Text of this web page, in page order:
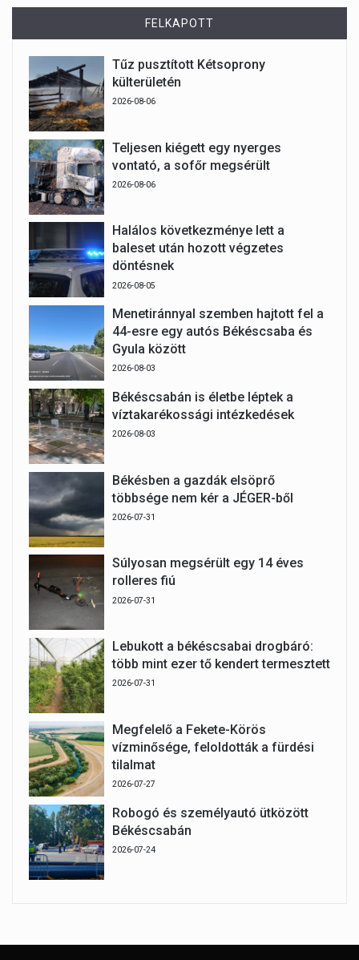
FELKAPOTT
Tűz pusztított Kétsoprony
külterületén
2026-08-06
Teljesen kiégett egy nyerges
vontató, a sofőr megsérült
2026-08-06
Halálos következménye lett a
baleset után hozott végzetes
döntésnek
2026-08-05
Menetiránnyal szemben hajtott fel a
44-esre egy autós Békéscsaba és
Gyula között
2026-08-03
Békéscsabán is életbe léptek a
víztakarékossági intézkedések
2026-08-03
Békésben a gazdák elsöprő
többsége nem kér a JÉGER-ből
2026-07-31
Súlyosan megsérült egy 14 éves
rolleres fiú
2026-07-31
Lebukott a békéscsabai drogbáró:
több mint ezer tő kendert termesztett
2026-07-31
Megfelelő a Fekete-Körös
vízminősége, feloldották a fürdési
tilalmat
2026-07-27
Robogó és személyautó ütközött
Békéscsabán
2026-07-24